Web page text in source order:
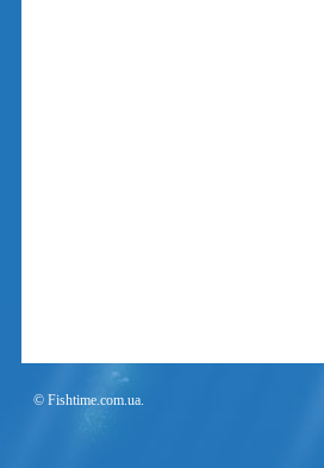
© Fishtime.com.ua.